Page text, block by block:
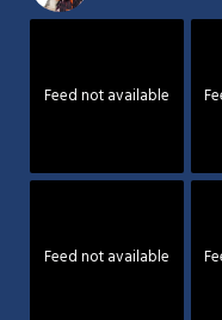
Feed not available
Feed not available